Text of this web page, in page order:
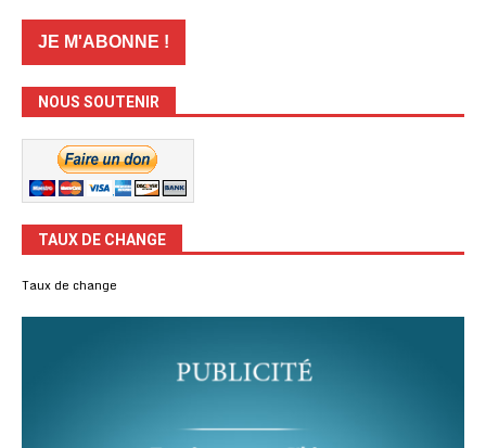
NOUS SOUTENIR
TAUX DE CHANGE
Taux de change